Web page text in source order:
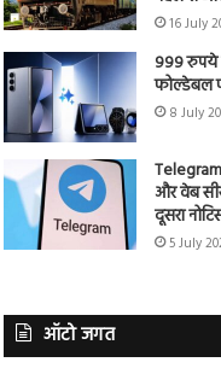
16 July
999 रुपये
फोल्डेबल
8 July
और वेब
दूसरा
5 July
ऑटो जगत